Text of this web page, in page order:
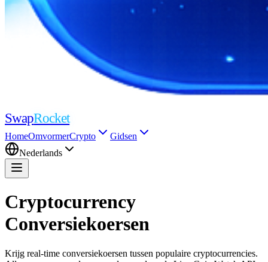
SwapRocket
HomeOmvormerCrypto
Gidsen
Nederlands
Cryptocurrency
Conversiekoersen
Krijg real-time conversiekoersen tussen populaire cryptocurrencies.